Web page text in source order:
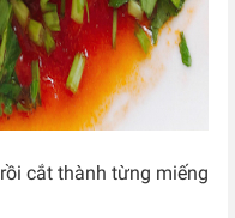
cắt thành từng miếng